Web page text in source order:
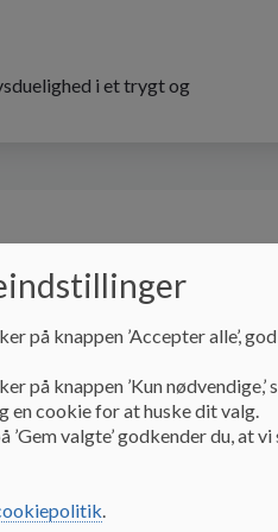
i et trygt og
på knappen ’Accepter alle’,
på knappen ’Kun
en cookie for at huske dit valg.
’Gem valgte’ godkender du,
.